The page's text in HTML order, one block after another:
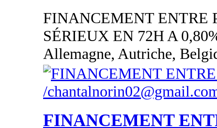
FINANCEMENT ENTRE
SÉRIEUX EN 72H A
Allemagne, Autriche,
FINANCEMENT